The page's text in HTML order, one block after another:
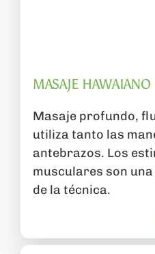
MASAJE HAWAIANO
Masaje profundo,
utiliza tanto las
antebrazos. Los
musculares son
de la técnica.